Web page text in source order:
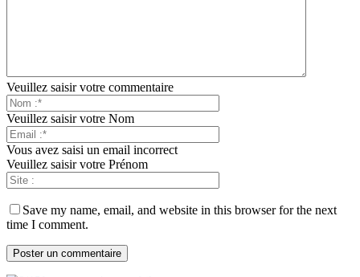
Veuillez saisir votre commentaire
Veuillez saisir votre Nom
Vous avez saisi un email incorrect
Veuillez saisir votre Prénom
Save my name, email, and website in this browser for the next
time I comment.